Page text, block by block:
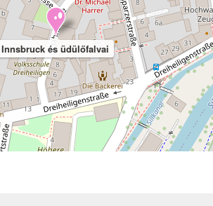
Innsbruck és üdülőfalvai